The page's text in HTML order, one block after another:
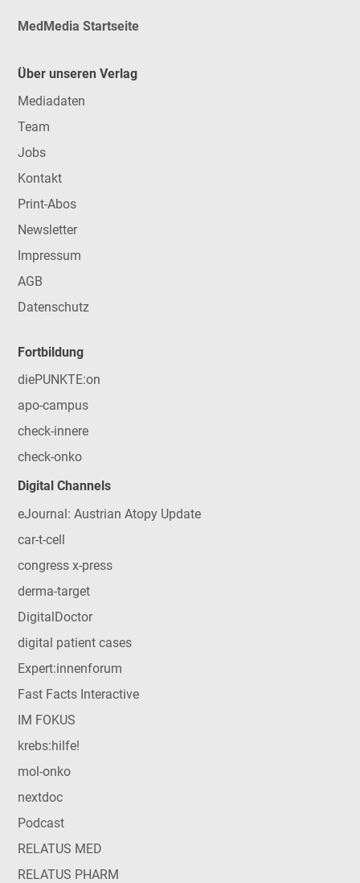
MedMedia Startseite
Über unseren Verlag
Mediadaten
Team
Jobs
Kontakt
Print-Abos
Newsletter
Impressum
AGB
Datenschutz
Fortbildung
diePUNKTE:on
apo-campus
check-innere
check-onko
Digital Channels
eJournal: Austrian Atopy Update
car-t-cell
congress x-press
derma-target
DigitalDoctor
digital patient cases
Expert:innenforum
Fast Facts Interactive
IM FOKUS
krebs:hilfe!
mol-onko
nextdoc
Podcast
RELATUS MED
RELATUS PHARM